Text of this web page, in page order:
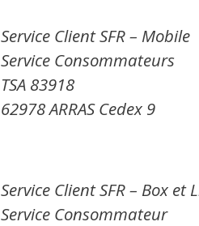
Service Client SFR – Mobile
Service Consommateurs
TSA 83918
62978 ARRAS Cedex 9
Service Client SFR – Box et
Service Consommateur